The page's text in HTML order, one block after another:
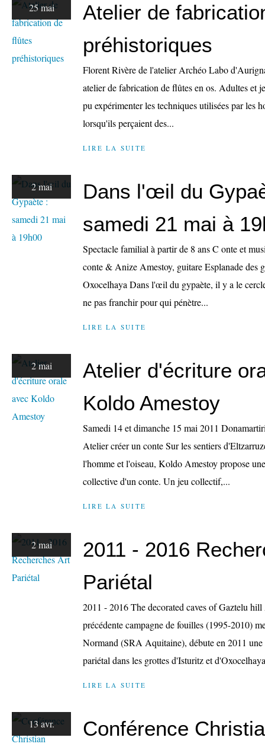
25 mai
Atelier de
préhistoriques
Florent Rivère de l'atelier Archéo Labo
atelier de fabrication de flûtes en os. Adultes et
pu expérimenter les techniques utilisées par les
lorsqu'ils perçaient des...
LIRE LA SUITE
2 mai
Dans l'œil du
samedi 21 mai à
Spectacle familial à partir de 8 ans C onte et
conte & Anize Amestoy, guitare Esplanade des
Oxocelhaya Dans l'œil du gypaète, il y a le
ne pas franchir pour qui pénètre...
LIRE LA SUITE
2 mai
Atelier d'écriture
Koldo Amestoy
Samedi 14 et dimanche 15 mai 2011
Atelier créer un conte Sur les sentiers
l'homme et l'oiseau, Koldo Amestoy propose
collective d'un conte. Un jeu collectif,...
LIRE LA SUITE
2 mai
2011 - 2016
Pariétal
2011 - 2016 The decorated caves of Gaztelu
précédente campagne de fouilles (1995-2010)
Normand (SRA Aquitaine), débute en 2011
pariétal dans les grottes d'Isturitz et
LIRE LA SUITE
13 avr. Conférence